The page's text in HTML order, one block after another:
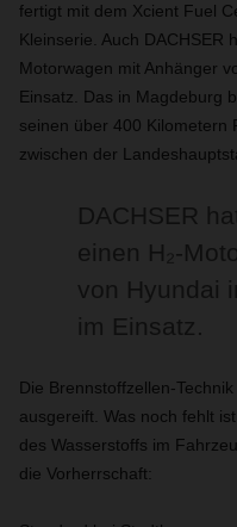
fertigt mit dem Xcient Fuel
Kleinserie. Auch DACHSER
Motorwagen mit Anhänger
Einsatz. Das in Magdeburg
seinen über 400 Kilometern
zwischen der
DACHSER
einen H₂-
von Hyundai
im Einsatz.
Die Brennstoffzellen-
ausgereift. Was noch fehlt
des Wasserstoffs im
die Vorherrschaft: